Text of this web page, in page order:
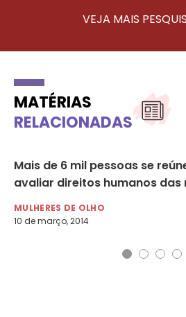
VEJA MAIS
MATÉRIAS
RELACIONADAS
Mais de 6 mil pessoas se
avaliar direitos humanos das
MULHERES DE OLHO
10 de março, 2014